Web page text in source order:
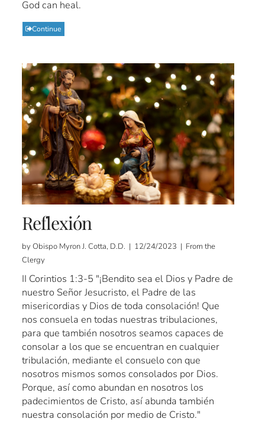
God can heal.
Continue
Reflexión
by Obispo Myron J. Cotta, D.D. | 12/24/2023 | From the
Clergy
II Corintios 1:3-5 "¡Bendito sea el Dios y Padre de
nuestro Señor Jesucristo, el Padre de las
misericordias y Dios de toda consolación! Que
nos consuela en todas nuestras tribulaciones,
para que también nosotros seamos capaces de
consolar a los que se encuentran en cualquier
tribulación, mediante el consuelo con que
nosotros mismos somos consolados por Dios.
Porque, así como abundan en nosotros los
padecimientos de Cristo, así abunda también
nuestra consolación por medio de Cristo."